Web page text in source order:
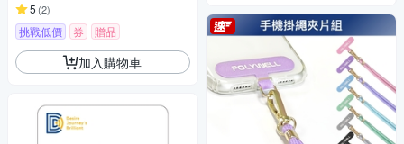
5 (2)
挑戰低價 券 贈品
加入購物車